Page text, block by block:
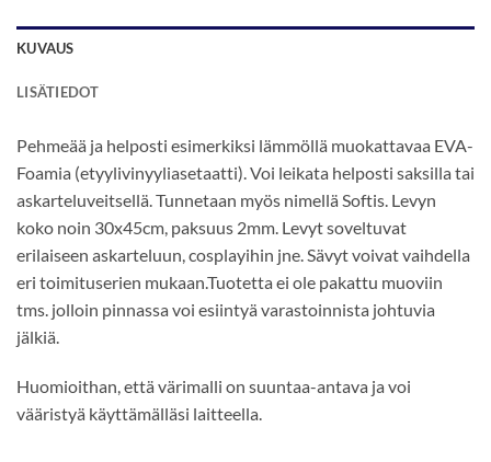
KUVAUS
LISÄTIEDOT
Pehmeää ja helposti esimerkiksi lämmöllä muokattavaa EVA-
Foamia (etyylivinyyliasetaatti). Voi leikata helposti saksilla tai
askarteluveitsellä. Tunnetaan myös nimellä Softis. Levyn
koko noin 30x45cm, paksuus 2mm. Levyt soveltuvat
erilaiseen askarteluun, cosplayihin jne. Sävyt voivat vaihdella
eri toimituserien mukaan.Tuotetta ei ole pakattu muoviin
tms. jolloin pinnassa voi esiintyä varastoinnista johtuvia
jälkiä.
Huomioithan, että värimalli on suuntaa-antava ja voi
vääristyä käyttämälläsi laitteella.